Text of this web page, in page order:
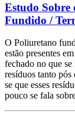
Estudo Sobre
Fundido /
O Poliuretano
estão presentes
fechado no que se
resíduos tanto pós
se que esses
pouco se fala